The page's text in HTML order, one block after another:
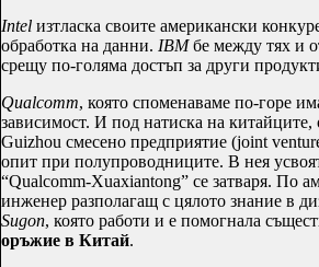
Intel изтласка своите американски
обработка на данни. IBMбе между тях и
срещу по-голяма достъп за други
Qualcomm, която споменаваме по-горе
зависимост. И под натиска на китайците,
Guizhou смесено предприятие (joint
опит при полупроводниците. В нея
“Qualcomm-Xuaxiantong” се затваря. По
инженер разполагащ с цялото знание в
Sugon, която работи и е помогнала
оръжие в Китай.